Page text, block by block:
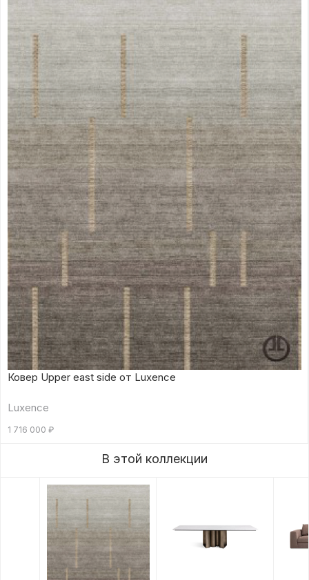
Ковер Upper east side от Luxence
Luxence
1 716 000 ₽
В этой коллекции